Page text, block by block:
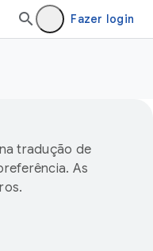
Fazer login
tradução de
As